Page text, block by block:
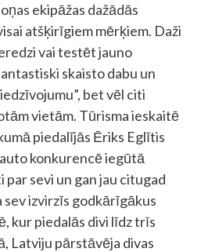
ekipāžas dažādās
atšķirīgiem mērķiem. Daži
vai testēt jauno
skaisto dabu un
bet vēl citi
vietām. Tūrisma ieskaitē
piedalījās Ēriks Eglītis
konkurencē iegūtā
sevi un gan jau citugad
sev izvirzīs godkārīgākus
kur piedalās divi līdz trīs
Latviju pārstāvēja divas